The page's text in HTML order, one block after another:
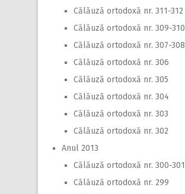
Călăuză ortodoxă nr. 311-312
Călăuză ortodoxă nr. 309-310
Călăuză ortodoxă nr. 307-308
Călăuză ortodoxă nr. 306
Călăuză ortodoxă nr. 305
Călăuză ortodoxă nr. 304
Călăuză ortodoxă nr. 303
Călăuză ortodoxă nr. 302
Anul 2013
Călăuză ortodoxă nr. 300-301
Călăuză ortodoxă nr. 299